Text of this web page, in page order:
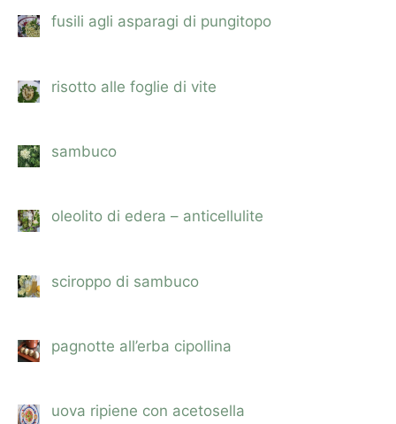
fusili agli asparagi di pungitopo
risotto alle foglie di vite
sambuco
oleolito di edera – anticellulite
sciroppo di sambuco
pagnotte all’erba cipollina
uova ripiene con acetosella